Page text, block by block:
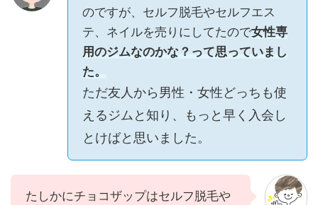
のですが、セルフ脱毛やセルフエス
テ、ネイルを売りにしてたので女性専
用のジムなのかな？って思っていまし
た。
ただ友人から男性・女性どっちも使
えるジムと知り、もっと早く入会し
とけばと思いました。
たしかにチョコザップはセルフ脱毛や